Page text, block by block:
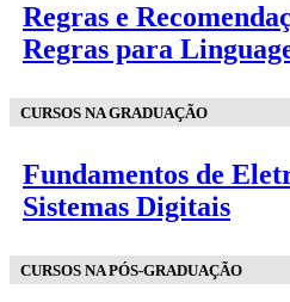
Regras e
Regras para
CURSOS NA GRADUAÇÃO
Fundamentos de
Sistemas Digitais
CURSOS NA PÓS-GRADUAÇÃO